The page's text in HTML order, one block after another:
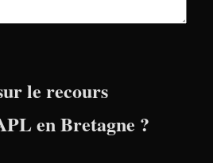
le recours
en Bretagne ?